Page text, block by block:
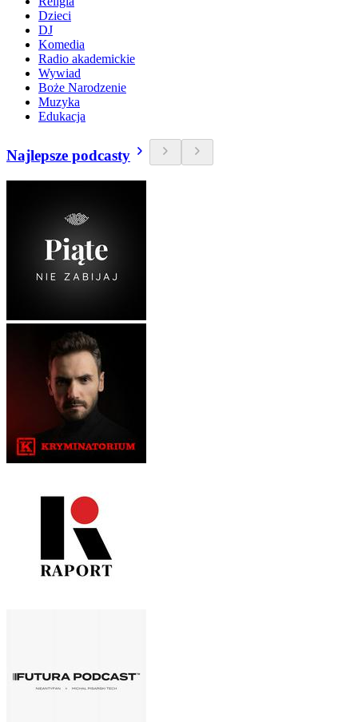
Dzieci
DJ
Komedia
Radio akademickie
Wywiad
Boże Narodzenie
Muzyka
Edukacja
Najlepsze podcasty